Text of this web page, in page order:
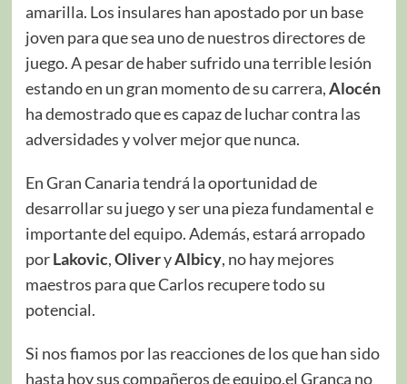
amarilla. Los insulares han apostado por un base
joven para que sea uno de nuestros directores de
juego. A pesar de haber sufrido una terrible lesión
estando en un gran momento de su carrera,Alocén
ha demostrado que es capaz de luchar contra las
adversidades y volver mejor que nunca.
En Gran Canaria tendrá la oportunidad de
desarrollar su juego y ser una pieza fundamental e
importante del equipo. Además, estará arropado
porLakovic,OliveryAlbicy, no hay mejores
maestros para que Carlos recupere todo su
potencial.
Si nos fiamos por las reacciones de los que han sido
hasta hoy sus compañeros de equipo,el Granca no